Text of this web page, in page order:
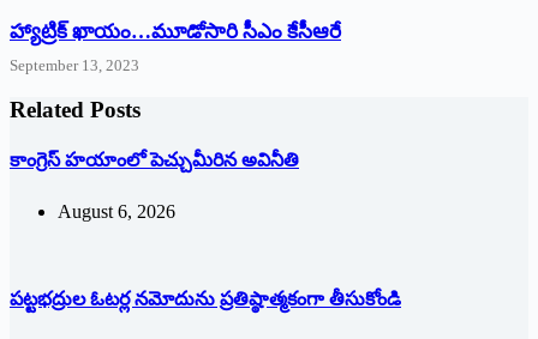
హ్యాట్రిక్‌ ‌ఖాయం…మూడోసారి సీఎం కేసీఆరే
September 13, 2023
Related Posts
కాంగ్రెస్ హయాంలో పెచ్చుమీరిన అవినీతి
August 6, 2026
పట్టభద్రుల ఓటర్ల నమోదును ప్రతిష్ఠాత్మకంగా తీసుకోండి